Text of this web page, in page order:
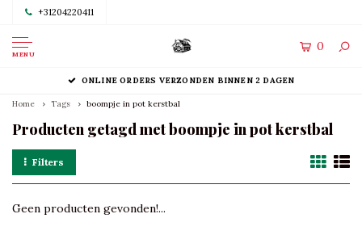
+31204220411
MENU
0
ONLINE ORDERS VERZONDEN BINNEN 2 DAGEN
Home Tags boompje in pot kerstbal
Producten getagd met boompje in pot kerstbal
Filters
Geen producten gevonden!...